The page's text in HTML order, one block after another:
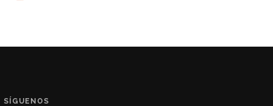
SÍGUENOS